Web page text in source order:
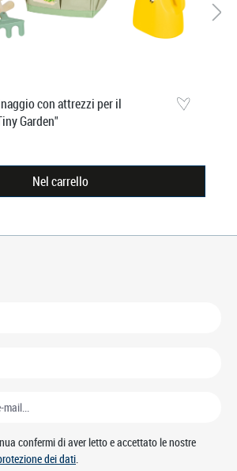
con attrezzi per il
Garden"
Nel carrello
confermi di aver letto e accettato le nostre
dei dati.